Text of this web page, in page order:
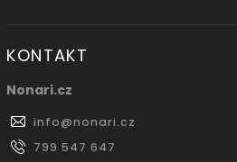
KONTAKT
Nonari.cz
info@nonari.cz
799 547 647